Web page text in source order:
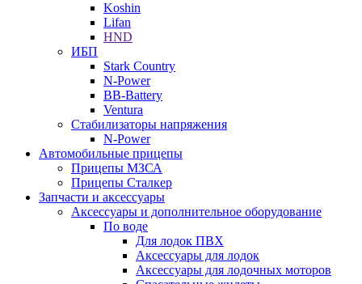
Koshin
Lifan
HND
ИБП
Stark Country
N-Power
BB-Battery
Ventura
Стабилизаторы напряжения
N-Power
Автомобильные прицепы
Прицепы МЗСА
Прицепы Сталкер
Запчасти и аксессуары
Аксессуары и дополнительное оборудование
По воде
Для лодок ПВХ
Аксессуары для лодок
Аксессуары для лодочных моторов